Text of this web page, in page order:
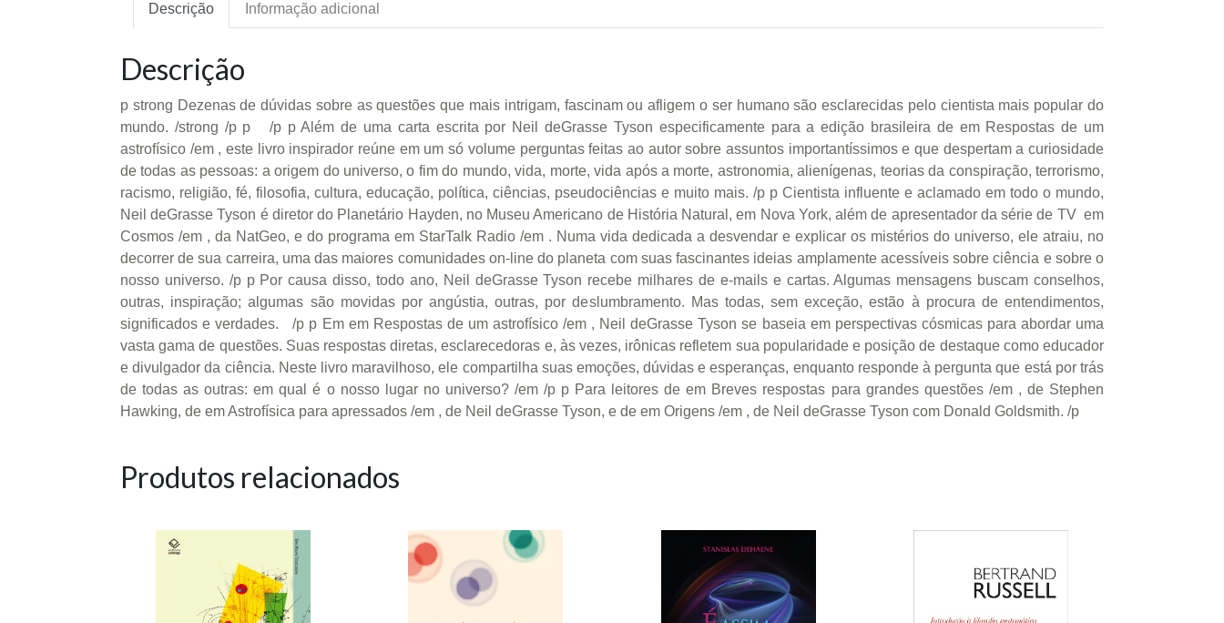
Descrição Informação adicional
Descrição
p strong Dezenas de dúvidas sobre as questões que mais intrigam, fascinam ou afligem o ser humano são esclarecidas pelo cientista mais popular do
mundo. /strong /p p /p p Além de uma carta escrita por Neil deGrasse Tyson especificamente para a edição brasileira de em Respostas de um
astrofísico /em , este livro inspirador reúne em um só volume perguntas feitas ao autor sobre assuntos importantíssimos e que despertam a curiosidade
de todas as pessoas: a origem do universo, o fim do mundo, vida, morte, vida após a morte, astronomia, alienígenas, teorias da conspiração, terrorismo,
racismo, religião, fé, filosofia, cultura, educação, política, ciências, pseudociências e muito mais. /p p Cientista influente e aclamado em todo o mundo,
Neil deGrasse Tyson é diretor do Planetário Hayden, no Museu Americano de História Natural, em Nova York, além de apresentador da série de TV em
Cosmos /em , da NatGeo, e do programa em StarTalk Radio /em . Numa vida dedicada a desvendar e explicar os mistérios do universo, ele atraiu, no
decorrer de sua carreira, uma das maiores comunidades on-line do planeta com suas fascinantes ideias amplamente acessíveis sobre ciência e sobre o
nosso universo. /p p Por causa disso, todo ano, Neil deGrasse Tyson recebe milhares de e-mails e cartas. Algumas mensagens buscam conselhos,
outras, inspiração; algumas são movidas por angústia, outras, por deslumbramento. Mas todas, sem exceção, estão à procura de entendimentos,
significados e verdades. /p p Em em Respostas de um astrofísico /em , Neil deGrasse Tyson se baseia em perspectivas cósmicas para abordar uma
vasta gama de questões. Suas respostas diretas, esclarecedoras e, às vezes, irônicas refletem sua popularidade e posição de destaque como educador
e divulgador da ciência. Neste livro maravilhoso, ele compartilha suas emoções, dúvidas e esperanças, enquanto responde à pergunta que está por trás
de todas as outras: em qual é o nosso lugar no universo? /em /p p Para leitores de em Breves respostas para grandes questões /em , de Stephen
Hawking, de em Astrofísica para apressados /em , de Neil deGrasse Tyson, e de em Origens /em , de Neil deGrasse Tyson com Donald Goldsmith. /p
Produtos relacionados